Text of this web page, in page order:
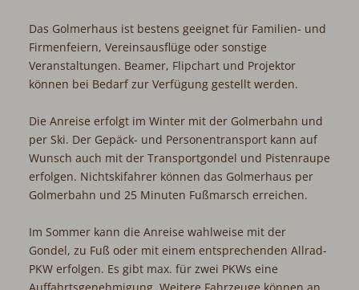
Das Golmerhaus ist bestens geeignet für Familien- und
Firmenfeiern, Vereinsausflüge oder sonstige
Veranstaltungen. Beamer, Flipchart und Projektor
können bei Bedarf zur Verfügung gestellt werden.
Die Anreise erfolgt im Winter mit der Golmerbahn und
per Ski. Der Gepäck- und Personentransport kann auf
Wunsch auch mit der Transportgondel und Pistenraupe
erfolgen. Nichtskifahrer können das Golmerhaus per
Golmerbahn und 25 Minuten Fußmarsch erreichen.
Im Sommer kann die Anreise wahlweise mit der
Gondel, zu Fuß oder mit einem entsprechenden Allrad-
PKW erfolgen. Es gibt max. für zwei PKWs eine